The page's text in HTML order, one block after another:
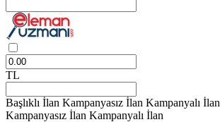
TL
Başlıklı İlan Kampanyasız İlan Kampanyalı İlan
Kampanyasız İlan Kampanyalı İlan